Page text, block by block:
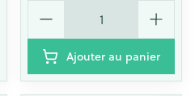
Quantité
Ajouter au panier